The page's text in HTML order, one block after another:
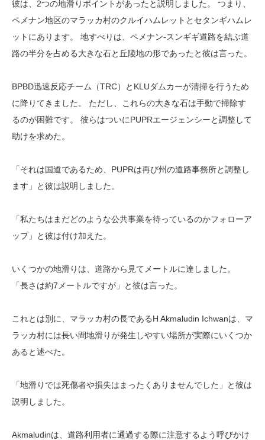
彼は、2つの地滑りポイントがあったと説明しました。 つまり、
ペメナン地区のマラッカ村のクルイハムレットとセタンギハムレ
ットにあります。 地すべりは、ペメナン-スンギギ道路を結ぶ道
路の半分を占める大きな石と丘陵地の形であったと彼は言った。
BPBD迅速反応チーム（TRC）とKLUダムカーが清掃を行うため
に降りてきました。 ただし、これらの大きな石は手動で掃除す
るのが困難です。 彼らはついにPUPRエージェンシーと調整して
助けを求めた。
「それは国道であるため、PUPRは再び州の道路事務所と調整し
ます」と彼は説明しました。
「私たちはまだどのような公共事業を待っているのかフォローア
ップ」と彼は付け加えた。
いくつかの地滑りは、道路から見てメートルに達しました。
「長さは約7メートルですが」と彼は言った。
これとは別に、マラッカ村の長であるH Akmaludin Ichwanは、マ
ラッカ村には長い間地滑りが発生しやすい場所が実際にいくつか
あると述べた。
「地滑りでは死傷者や損失はまったくありませんでした」と彼は
説明しました。
Akmaludinは、道路利用者に通過する際に注意するよう呼びかけ